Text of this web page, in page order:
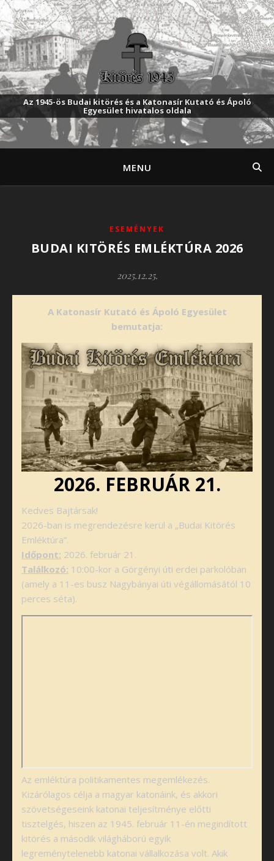
Az 1945-ös Budai kitörés és a Katonasír Kutató és Ápoló
Egyesület hivatalos oldala
MENU
ESEMÉNYEK
BUDAI KITÖRÉS EMLÉKTÚRA 2026
2025.12.25.
A Katonasír Kutató és Ápoló Egyesület
bemutatja:
2026. FEBRUÁR 21.
Kedves Bajtársak!
2026-ban is megrendezésre kerül a „Budai Kitörés
Emléktúra”.
Időpont: 2026. február 21.
Találkozó: 10:00-kor a Görgényi úti erdei parkolóban
(amely a 11-es busz Nagybányai úti végállomásától 10
perces séta).
Az emléktúra politikamentes megemlékezés.
Kizárólagos célja a magyar katonáink, és akkori
szövetségeseink katonai teljesítménye előtti
tisztelgés, hiszen az 1945. február 11-én megindított
kitörés a második világháború egyik
legreménytelenebb katonai vállalkozása volt. Akik